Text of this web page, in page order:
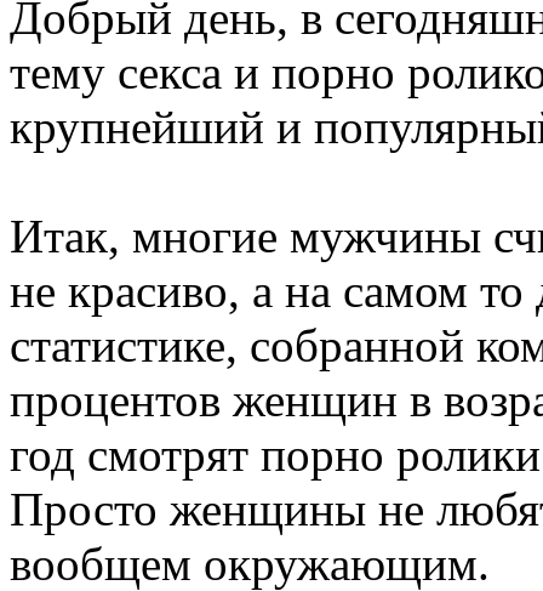
Добрый день, в
тему секса и порно
крупнейший и
Итак, многие мужчины
не красиво, а на самом то
статистике, собранной
процентов женщин в
год смотрят порно
Просто женщины не
вообщем окружающим.